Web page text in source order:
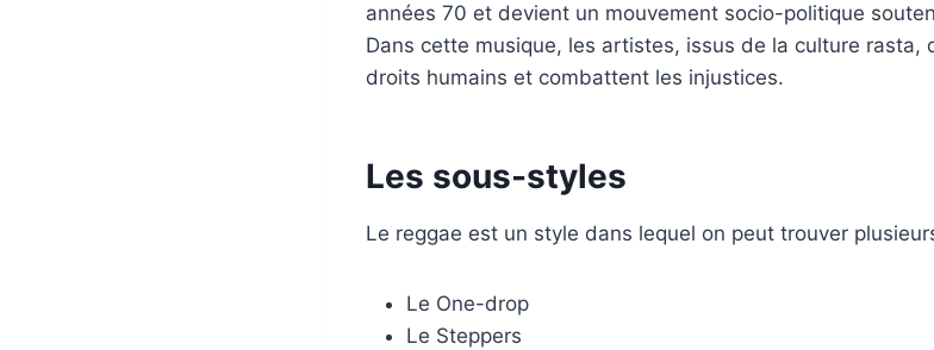
années 70 et devient un mouvement socio-politique
Dans cette musique, les artistes, issus de la culture rasta,
droits humains et combattent les injustices.
Les sous-styles
Le reggae est un style dans lequel on peut trouver
Le One-drop
Le Steppers